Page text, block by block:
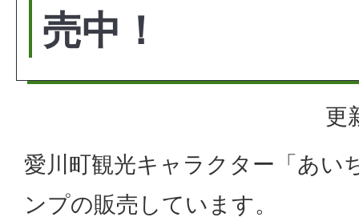
売中！
更
愛川町観光キャラクター「あい
ンプの販売しています。